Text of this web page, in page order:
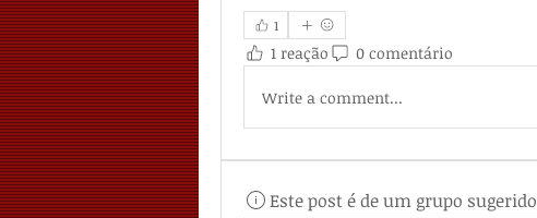
1
1 reação 0 comentário
Write a comment...
Este post é de um grupo sugerido